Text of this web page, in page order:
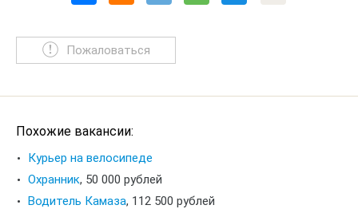
Пожаловаться
Похожие вакансии:
Курьер на велосипеде
Охранник, 50 000 рублей
Водитель Камаза, 112 500 рублей